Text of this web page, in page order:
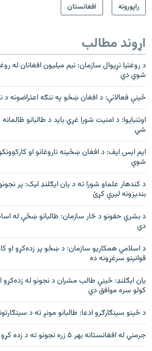
راپورونه
افغانستان
اړوند مطالب
د روغتيا نړيوال سازمان: نيم ميليون افغانان له
شوي دي
ځینې فعالانې: د افغان ښځو په ننګه اعتراضونه د
اوتنبایوا: د امنیت شورا غړي باید د طالبانو
شي
ایم ایس ایف: د افغان ښځینه ناروغانو او
شوې
د کندهار علماو شورا ته د يان ايګلنډ ليک: پر
بنديزونه ليرې کړئ
د بشري حقونو د څار سازمان: طالبانو ښځې له
دي
د اسلامي همکاريو سازمان: د ښځو پر زده‌کړو او
قوانينو سرغړونه ده
يان ايګلنډ: ځينې طالب مشران د نجونو له
کولو سره موافق دي
د ځینو سینګارګرو ادعا: طالبانو مونږ ته د
جرمني له افغانستانه بهر ۵ زره نجونو ته د زده کړو زمینه برابروي